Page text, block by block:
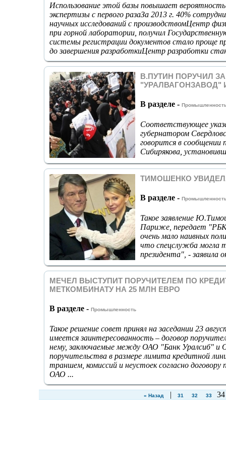
Использование этой базы повышает
экспертизы с первого разаЗа 2013 г. 40%
научных исследований с производствомЦентр
при горной лаборатории, получил
системы регистрации документов стало проще
до завершения разработкиЦентр разработки
В.ПУТИН ПОРУЧИЛ
В разделе -
Соответствующее
губернатором
говорится в
Сибирякова,
ТИМОШЕНКО
В разделе -
Такое заявление
Париже, передает
очень мало наивных
что спецслужба могла
президента", - заявила
МЕЧЕЛ ВЫСТУПИТ ПОРУЧИТЕЛЕМ ПО
МЕТКОМБИНАТУ НА 25 МЛН ЕВРО
В разделе - Промышленность
Такое решение совет принял на заседании 23
имеется заинтересованность – договор
нему, заключаемые между ОАО "Банк Уралсиб" и
поручительства в размере лимита кредитной
траншем, комиссий и неустоек согласно
ОАО ...
« Назад | 31 32 33